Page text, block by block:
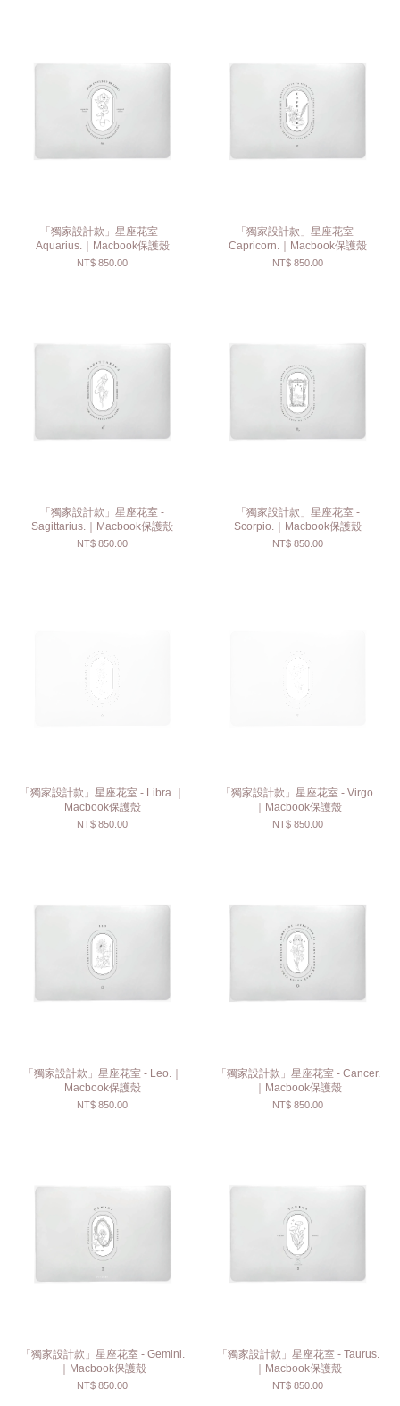
「獨家設計款」星座花室 -
Aquarius.｜Macbook保護殼
NT$ 850.00
「獨家設計款」星座花室 -
Capricorn.｜Macbook保護殼
NT$ 850.00
「獨家設計款」星座花室 -
Sagittarius.｜Macbook保護殼
NT$ 850.00
「獨家設計款」星座花室 -
Scorpio.｜Macbook保護殼
NT$ 850.00
「獨家設計款」星座花室 - Libra.｜
Macbook保護殼
NT$ 850.00
「獨家設計款」星座花室 - Virgo.
｜Macbook保護殼
NT$ 850.00
「獨家設計款」星座花室 - Leo.｜
Macbook保護殼
NT$ 850.00
「獨家設計款」星座花室 - Cancer.
｜Macbook保護殼
NT$ 850.00
「獨家設計款」星座花室 - Gemini.
｜Macbook保護殼
NT$ 850.00
「獨家設計款」星座花室 - Taurus.
｜Macbook保護殼
NT$ 850.00